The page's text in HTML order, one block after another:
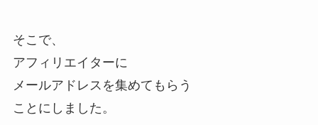
そこで、
アフィリエイターに
メールアドレスを集めてもらう
ことにしました。